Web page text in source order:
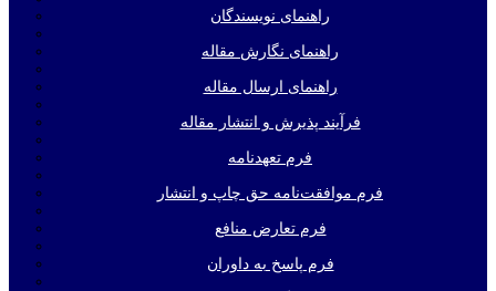
راهنمای نویسندگان
راهنمای نگارش مقاله
راهنمای ارسال مقاله
فرآیند پذیرش و انتشار مقاله
فرم تعهدنامه
فرم موافقت‌نامه حق چاپ و انتشار
فرم تعارض منافع
فرم پاسخ به داوران